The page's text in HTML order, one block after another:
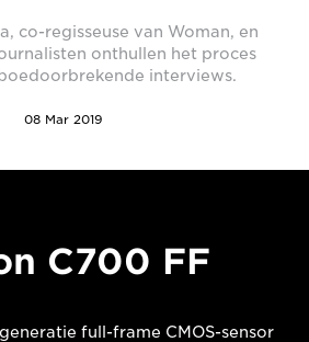
co-regisseuse van Woman, en
onthullen het proces
interviews.
08 Mar 2019
C700 FF
full-frame CMOS-sensor